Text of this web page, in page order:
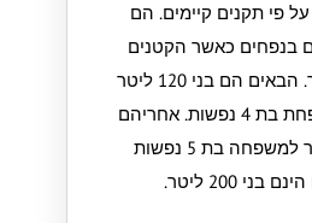
על פי תקנים קיימים. הם
בנפחים כאשר הקטנים
הם בני 80 ליטר. הבאים הם בני 120 ליטר
ומיועדים למשפחת בת 4 נפשות. אחריהם
דודי 150 ליטר למשפחה בת 5 נפשות
בני 200 ליטר.